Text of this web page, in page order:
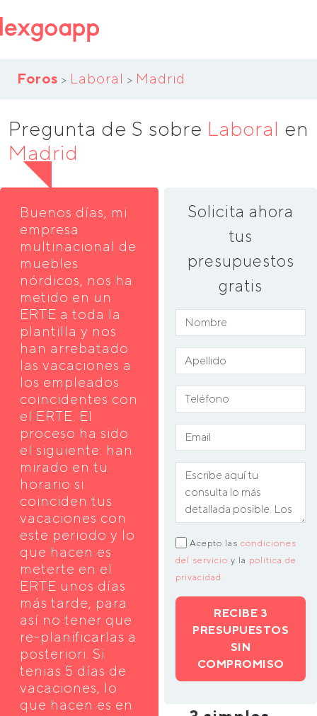
Foros > Laboral > Madrid
Pregunta de S sobre Laboral en
Madrid
Buenos días, mi
empresa
multinacional de
muebles
nórdicos, nos ha
metido en un
ERTE a toda la
plantilla y nos
han arrebatado
las vacaciones a
los empleados
coincidentes con
el ERTE. El
proceso ha sido
el siguiente: han
mirado en tu
horario si
coinciden tus
vacaciones con
este periodo y lo
que hacen es
meterte en el
ERTE unos días
más tarde, para
así no tener que
re-planificarlas a
posteriori. Si
tenias 5 días de
vacaciones, lo
que hacen es en
Solicita ahora
tus
presupuestos
gratis
Acepto las condiciones
del servicio y la política de
privacidad
RECIBE 3
PRESUPUESTOS
SIN
COMPROMISO